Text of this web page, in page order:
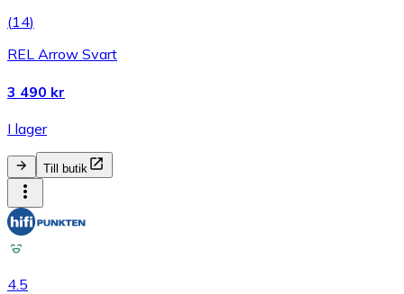
(14)
REL Arrow Svart
3 490 kr
I lager
Till butik
4.5